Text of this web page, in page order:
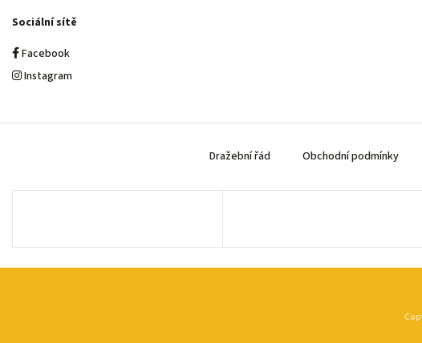
Sociální sítě
Facebook
Instagram
Dražební řád Obchodní podmínky